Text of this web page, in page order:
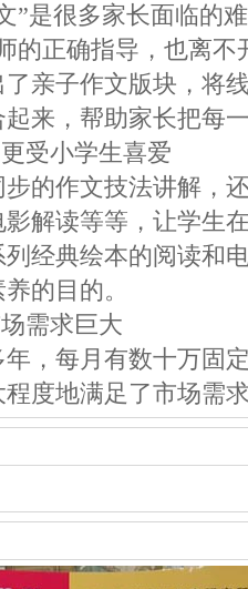
”是很多家长面临的
的正确指导，也离
亲子作文版块，将
来，帮助家长把每
受小学生喜爱
的作文技法讲解，
解读等等，让学生
经典绘本的阅读和
的目的。
需求巨大
年，每月有数十万固
度地满足了市场需